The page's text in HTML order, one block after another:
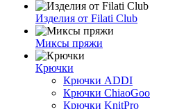
Изделия от Filati Club
Миксы пряжи
Крючки
Крючки ADDI
Крючки ChiaoGoo
Крючки KnitPro